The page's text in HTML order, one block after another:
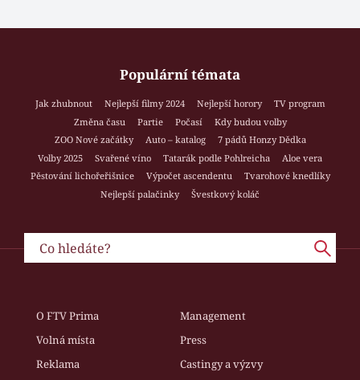
Populární témata
Jak zhubnout Nejlepší filmy 2024 Nejlepší horory
TV program
Změna času
Partie Počasí
Kdy budou volby
ZOO Nové začátky
Auto – katalog
7 pádů Honzy Dědka
Volby 2025
Svařené víno Tatarák podle Pohlreicha
Aloe vera
Pěstování lichořeřišnice
Výpočet ascendentu
Tvarohové knedlíky
Nejlepší palačinky
Švestkový koláč
O FTV Prima
Management
Volná místa
Press
Reklama
Castingy a výzvy